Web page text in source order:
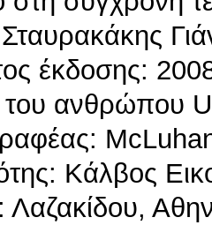
έκδοσης:
του ανθρώπου
Κάλβος
Λαζακίδου,